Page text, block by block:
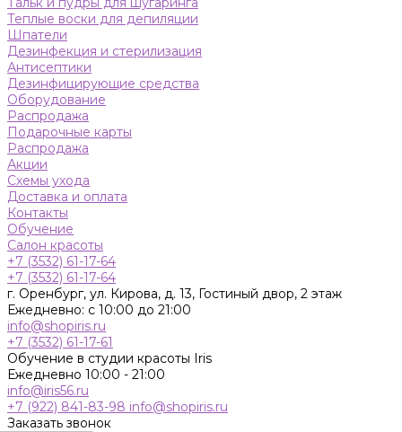
Теплые воски для депиляции
Шпатели
Дезинфекция и стерилизация
Антисептики
Дезинфицирующие средства
Оборудование
Распродажа
Подарочные карты
Распродажа
Акции
Схемы ухода
Доставка и оплата
Контакты
Обучение
Салон красоты
+7 (3532) 61-17-64
+7 (3532) 61-17-64
г. Оренбург, ул. Кирова, д. 13, Гостиный двор, 2 этаж
Ежедневно: с 10:00 до 21:00
info@shopiris.ru
+7 (3532) 61-17-61
Обучение в студии красоты Iris
Ежедневно 10:00 - 21:00
info@iris56.ru
+7 (922) 841-83-98 info@shopiris.ru
Заказать звонок